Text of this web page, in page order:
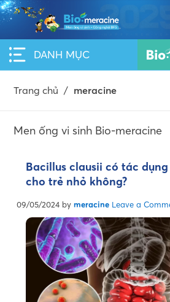
DANH MỤC
Trang chủ / meracine
Men ống vi sinh Bio-meracine
Bacillus clausii có tác
cho trẻ nhỏ không?
09/05/2024 bymeracine Leave a